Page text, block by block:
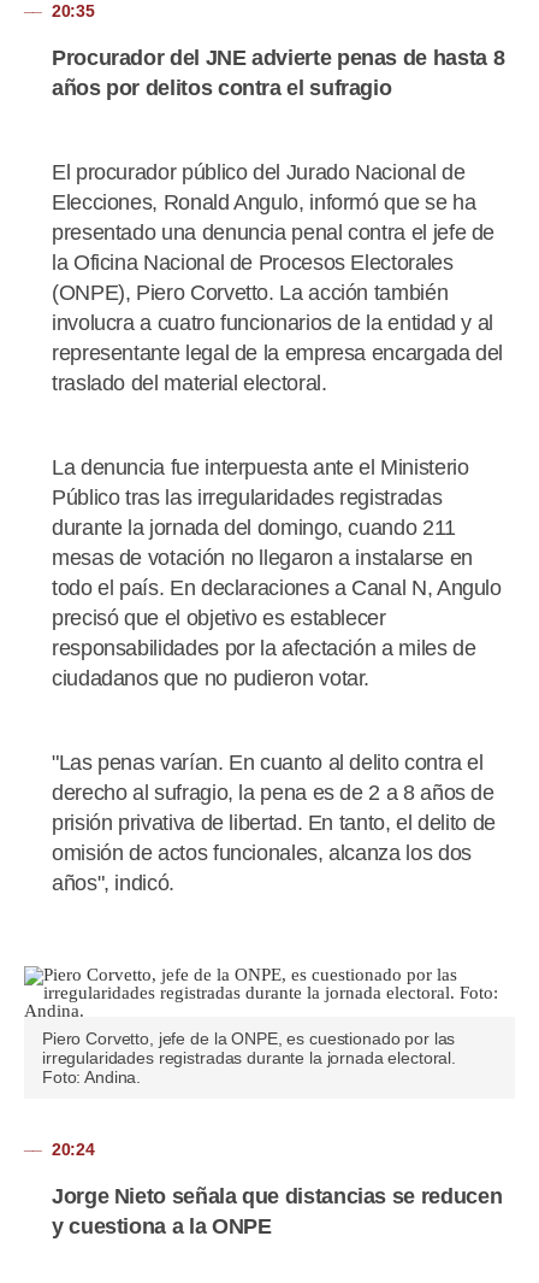
20:35
Procurador del JNE advierte penas de hasta 8
años por delitos contra el sufragio
El procurador público del Jurado Nacional de
Elecciones, Ronald Angulo, informó que se ha
presentado una denuncia penal contra el jefe de
la Oficina Nacional de Procesos Electorales
(ONPE), Piero Corvetto. La acción también
involucra a cuatro funcionarios de la entidad y al
representante legal de la empresa encargada del
traslado del material electoral.
La denuncia fue interpuesta ante el Ministerio
Público tras las irregularidades registradas
durante la jornada del domingo, cuando 211
mesas de votación no llegaron a instalarse en
todo el país. En declaraciones a Canal N, Angulo
precisó que el objetivo es establecer
responsabilidades por la afectación a miles de
ciudadanos que no pudieron votar.
"Las penas varían. En cuanto al delito contra el
derecho al sufragio, la pena es de 2 a 8 años de
prisión privativa de libertad. En tanto, el delito de
omisión de actos funcionales, alcanza los dos
años", indicó.
Piero Corvetto, jefe de la ONPE, es cuestionado por las
irregularidades registradas durante la jornada electoral.
Foto: Andina.
20:24
Jorge Nieto señala que distancias se reducen
y cuestiona a la ONPE